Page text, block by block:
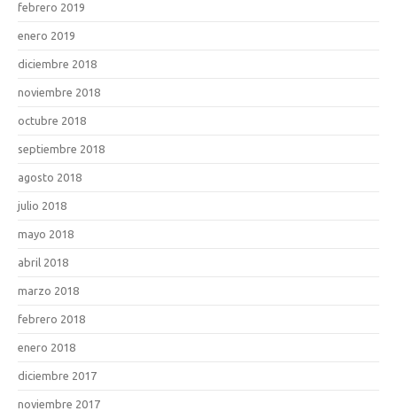
febrero 2019
enero 2019
diciembre 2018
noviembre 2018
octubre 2018
septiembre 2018
agosto 2018
julio 2018
mayo 2018
abril 2018
marzo 2018
febrero 2018
enero 2018
diciembre 2017
noviembre 2017